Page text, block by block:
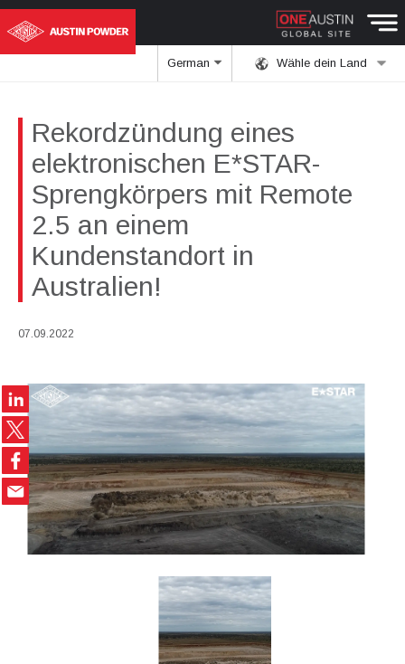
Wähle dein Land
German
Rekordzündung eines
elektronischen E*STAR-
Sprengkörpers mit Remote
2.5 an einem
Kundenstandort in
Australien!
07.09.2022